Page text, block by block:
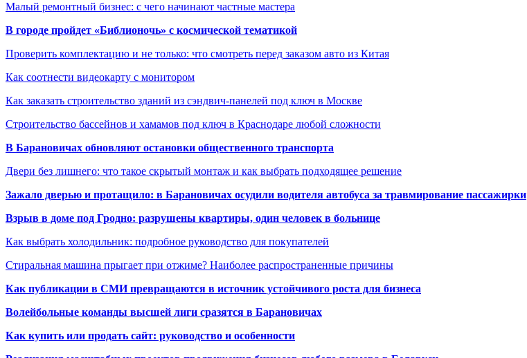
Малый ремонтный бизнес: с чего начинают частные мастера
В городе пройдет «Библионочь» с космической тематикой
Проверить комплектацию и не только: что смотреть перед заказом авто из Китая
Как соотнести видеокарту с монитором
Как заказать строительство зданий из сэндвич-панелей под ключ в Москве
Строительство бассейнов и хамамов под ключ в Краснодаре любой сложности
В Барановичах обновляют остановки общественного транспорта
Двери без лишнего: что такое скрытый монтаж и как выбрать подходящее решение
Зажало дверью и протащило: в Барановичах осудили водителя автобуса за травмирование пассажирки
Взрыв в доме под Гродно: разрушены квартиры, один человек в больнице
Как выбрать холодильник: подробное руководство для покупателей
Стиральная машина прыгает при отжиме? Наиболее распространенные причины
Как публикации в СМИ превращаются в источник устойчивого роста для бизнеса
Волейбольные команды высшей лиги сразятся в Барановичах
Как купить или продать сайт: руководство и особенности